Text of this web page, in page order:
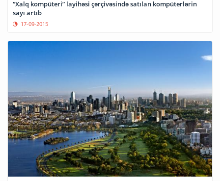
“Xalq kompüteri” layihəsi çərçivəsində satılan kompüterlərin
sayı artıb
17-09-2015